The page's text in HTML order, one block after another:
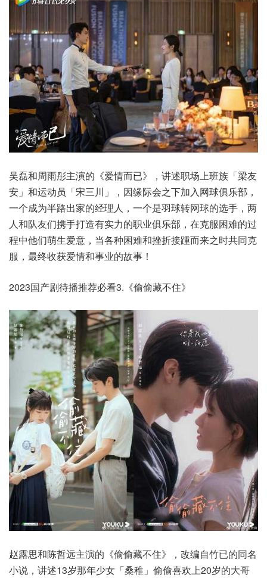
吴磊和周雨彤主演的《爱情而已》，讲述职场上班族「梁友
安」和运动员「宋三川」，因缘际会之下加入网球俱乐部，
一个成为半路出家的经理人，一个是羽球转网球的选手，两
人和队友们携手打造有实力的职业俱乐部，在克服困难的过
程中他们萌生爱意，当各种困难和挫折接踵而来之时共同克
服，最终收获爱情和事业的故事！
2023国产剧待播推荐必看3.《偷偷藏不住》
赵露思和陈哲远主演的《偷偷藏不住》，改编自竹已的同名
小说，讲述13岁那年少女「桑稚」偷偷喜欢上20岁的大哥